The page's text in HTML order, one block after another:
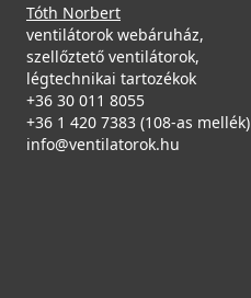
Tóth Norbert
ventilátorok webáruház,
szellőztető ventilátorok,
légtechnikai tartozékok
+36 30 011 8055
+36 1 420 7383 (108-as mellék)
info@ventilatorok.hu